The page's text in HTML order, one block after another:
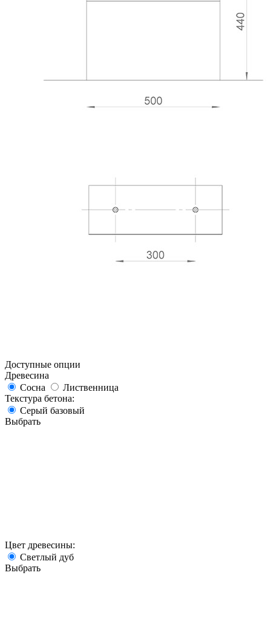
Доступные опции
Древесина
Сосна
Лиственница
Текстура бетона:
Серый базовый
Выбрать
Цвет древесины:
Светлый дуб
Выбрать